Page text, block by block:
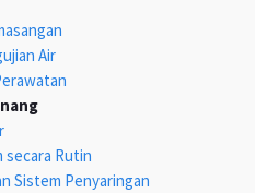
Air
secara Rutin
Sistem Penyaringan